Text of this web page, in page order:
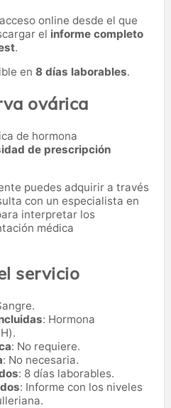
online desde el que
el informe completo
.
en 8 días laborables.
ovárica
de hormona
de prescripción
puedes adquirir a través
con un especialista en
interpretar los
médica
servicio
: Hormona
: No requiere.
: No necesaria.
: 8 días laborables.
: Informe con los niveles